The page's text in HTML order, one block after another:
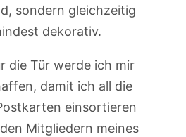
sondern gleichzeitig
dekorativ.
die Tür werde ich mir
damit ich all die
einsortieren
Mitgliedern meines